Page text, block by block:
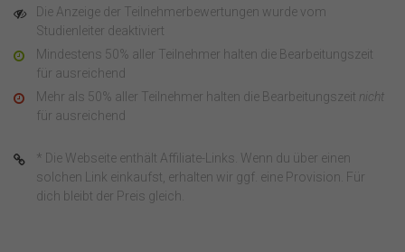
Die Anzeige der Teilnehmerbewertungen wurde vom
Studienleiter deaktiviert
Mindestens 50% aller Teilnehmer halten die Bearbeitungszeit
für ausreichend
Mehr als 50% aller Teilnehmer halten die Bearbeitungszeit nicht
für ausreichend
* Die Webseite enthält Affiliate-Links. Wenn du über einen
solchen Link einkaufst, erhalten wir ggf. eine Provision. Für
dich bleibt der Preis gleich.